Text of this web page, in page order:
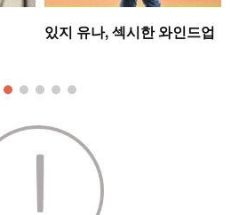
있지 유나, 섹시한 와인드업